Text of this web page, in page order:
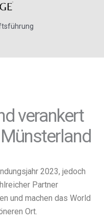
verankert
2023, jedoch
Partner
und machen das World
Ort.